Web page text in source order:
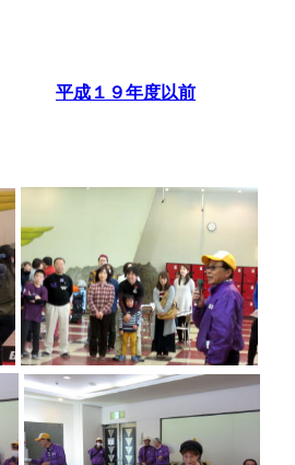
平成１９年度以前